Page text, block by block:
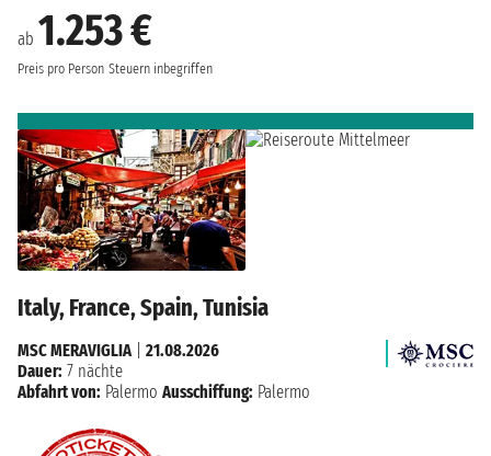
ab 1.253 €
Preis pro Person Steuern inbegriffen
Italy, France, Spain, Tunisia
MSC MERAVIGLIA| 21.08.2026
Dauer: 7 nächte
Abfahrt von: Palermo Ausschiffung: Palermo